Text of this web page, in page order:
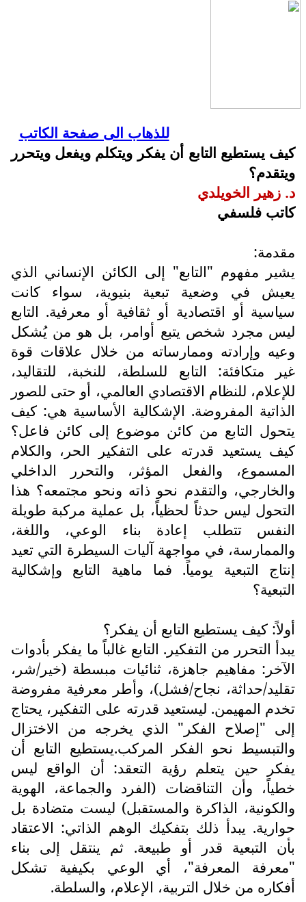
للذهاب الى صفحة الكاتب
كيف يستطيع التابع أن يفكر ويتكلم ويفعل ويتحرر
ويتقدم؟
د. زهير الخويلدي
كاتب فلسفي
مقدمة:
يشير مفهوم "التابع" إلى الكائن الإنساني الذي
يعيش في وضعية تبعية بنيوية، سواء كانت
سياسية أو اقتصادية أو ثقافية أو معرفية. التابع
ليس مجرد شخص يتبع أوامر، بل هو من يُشكل
وعيه وإرادته وممارساته من خلال علاقات قوة
غير متكافئة: التابع للسلطة، للنخبة، للتقاليد،
للإعلام، للنظام الاقتصادي العالمي، أو حتى للصور
الذاتية المفروضة. الإشكالية الأساسية هي: كيف
يتحول التابع من كائن موضوع إلى كائن فاعل؟
كيف يستعيد قدرته على التفكير الحر، والكلام
المسموع، والفعل المؤثر، والتحرر الداخلي
والخارجي، والتقدم نحو ذاته ونحو مجتمعه؟ هذا
التحول ليس حدثاً لحظياً، بل عملية مركبة طويلة
النفس تتطلب إعادة بناء الوعي، واللغة،
والممارسة، في مواجهة آليات السيطرة التي تعيد
إنتاج التبعية يومياً. فما ماهية التابع وإشكالية
التبعية؟
أولاً: كيف يستطيع التابع أن يفكر؟
يبدأ التحرر من التفكير. التابع غالباً ما يفكر بأدوات
الآخر: مفاهيم جاهزة، ثنائيات مبسطة (خير/شر،
تقليد/حداثة، نجاح/فشل)، وأطر معرفية مفروضة
تخدم المهيمن. ليستعيد قدرته على التفكير، يحتاج
إلى "إصلاح الفكر" الذي يخرجه من الاختزال
والتبسيط نحو الفكر المركب.يستطيع التابع أن
يفكر حين يتعلم رؤية التعقد: أن الواقع ليس
خطياً، وأن التناقضات (الفرد والجماعة، الهوية
والكونية، الذاكرة والمستقبل) ليست متضادة بل
حوارية. يبدأ ذلك بتفكيك الوهم الذاتي: الاعتقاد
بأن التبعية قدر أو طبيعة. ثم ينتقل إلى بناء
"معرفة المعرفة"، أي الوعي بكيفية تشكل
أفكاره من خلال التربية، الإعلام، والسلطة.